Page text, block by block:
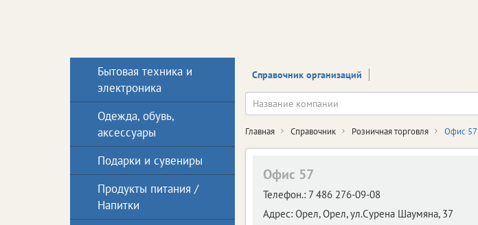
Справочник организаций
Главная Справочник Розничная торговля Офис 57
Офис 57
Телефон.: 7 486 276-09-08
Адрес: Орел,Орел, ул.Сурена Шаумяна, 37
Бытовая техника и
электроника
Одежда, обувь,
аксессуары
Подарки и сувениры
Продукты питания /
Напитки